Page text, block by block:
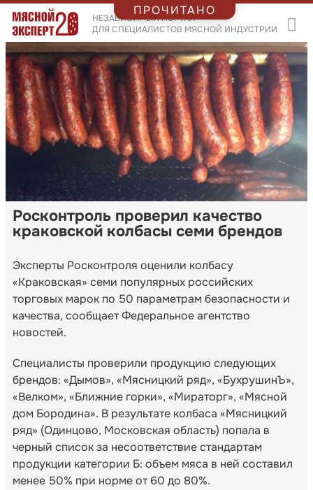
НЕЗАВИСИМЫЙ ПОРТАЛ
ДЛЯ СПЕЦИАЛИСТОВ МЯСНОЙ ИНДУСТРИИ
Росконтроль проверил качество
краковской колбасы семи брендов
Эксперты Росконтроля оценили колбасу
«Краковская» семи популярных российских
торговых марок по 50 параметрам безопасности и
качества, сообщает Федеральное агентство
новостей.
Специалисты проверили продукцию следующих
брендов: «Дымов», «Мясницкий ряд», «БухрушинЪ»,
«Велком», «Ближние горки», «Мираторг», «Мясной
дом Бородина». В результате колбаса «Мясницкий
ряд» (Одинцово, Московская область) попала в
черный список за несоответствие стандартам
продукции категории Б: объем мяса в ней составил
менее 50% при норме от 60 до 80%.
ПРОЧИТАНО